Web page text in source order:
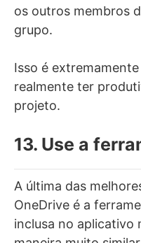
os outros membros
grupo.
Isso é
realmente ter
projeto.
13. Use a
A última das
OneDrive é a
inclusa no aplicativo